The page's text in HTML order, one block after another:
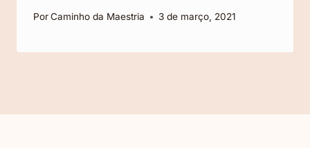
PorCaminho da Maestria 3 de março, 2021